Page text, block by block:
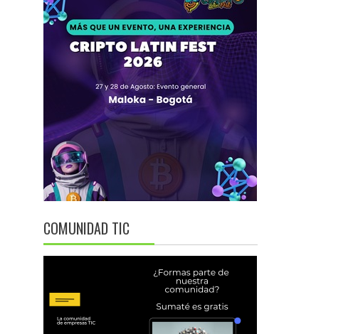
COMUNIDAD TIC